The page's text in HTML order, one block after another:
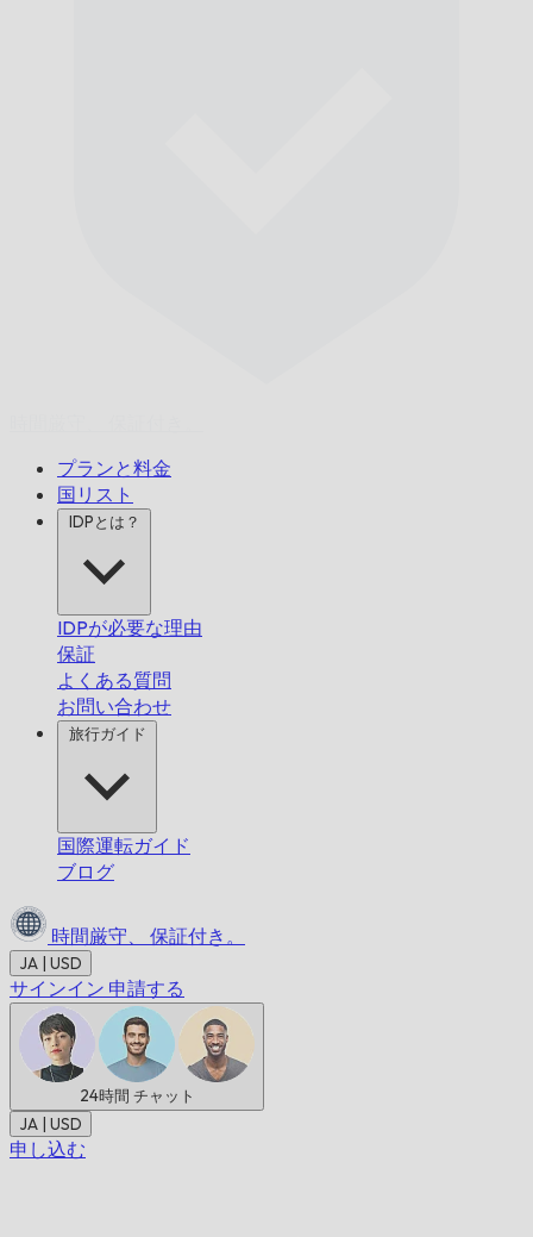
プランと料金
国リスト
IDPとは？
IDPが必要な理由
保証
よくある質問
お問い合わせ
旅行ガイド
国際運転ガイド
ブログ
時間厳守、 保証付き。
JA | USD
サインイン 申請する
24時間 チャット
JA | USD
申し込む